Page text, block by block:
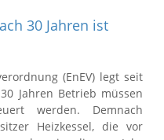
30 Jahren ist
(EnEV) legt seit
Jahren Betrieb müssen
werden. Demnach
Heizkessel, die vor